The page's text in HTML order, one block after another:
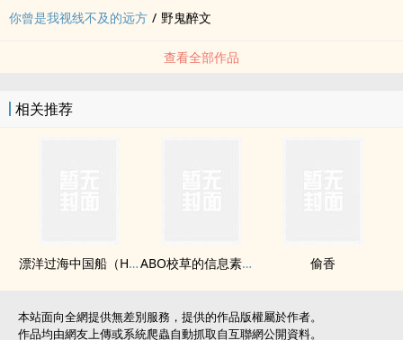
你曾是我视线不及的远方 / 野鬼醉文
查看全部作品
相关推荐
漂洋过海中国船（H） ABO校草的信息素有毒 偷香
本站面向全網提供無差別服務，提供的作品版權屬於作者。
作品均由網友上傳或系統爬蟲自動抓取自互聯網公開資料。